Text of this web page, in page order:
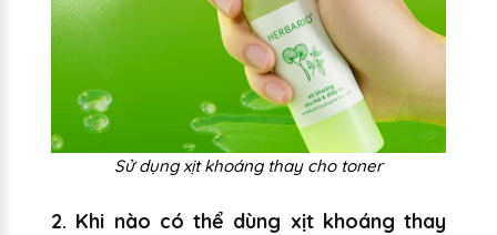
Sử dụng xịt khoáng thay cho toner
2. Khi nào có thể dùng xịt khoáng thay